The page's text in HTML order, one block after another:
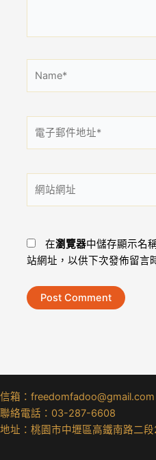
子
件
地
址
站
在瀏覽器中儲存顯示名
站網址，以供下次發佈留言
信箱：freedomfadoo@gmail.com
聯絡電話：03-287-6608
地址：桃園市中壢區高鐵南路二